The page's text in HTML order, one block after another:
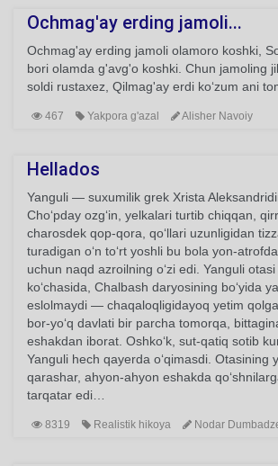
Ochmag'ay erding jamoli...
Ochmag'ay erding jamoli olamoro koshki,
bori olamda g'avg'o koshki. Chun jamoling
soldi rustaxez, Qilmag'ay erdi ko‘zum ani
467 Yakpora g'azal Alisher Navoiy
Hellados
Yanguli — suxumilik grek Xrista
Choʻpday ozgʻin, yelkalari turtib chiqqan,
charosdek qop-qora, qoʻllari uzunligidan
turadigan oʻn toʻrt yoshli bu bola yon-
uchun naqd azroilning oʻzi edi. Yanguli
koʻchasida, Chalbash daryosining boʻyida
eslolmaydi — chaqaloqligidayoq yetim
bor-yoʻq davlati bir parcha tomorqa,
eshakdan iborat. Oshkoʻk, sut-qatiq sotib
Yanguli hech qayerda oʻqimasdi. Otasining
qarashar, ahyon-ahyon eshakda
tarqatar edi…
8319 Realistik hikoya Nodar